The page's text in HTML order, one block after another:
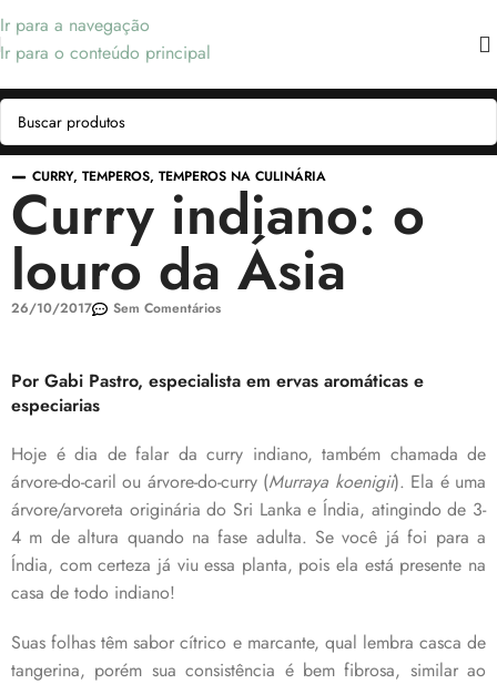
Ir para a navegação
Ir para o conteúdo principal
CURRY, TEMPEROS, TEMPEROS NA CULINÁRIA
Curry indiano: o
louro da Ásia
26/10/2017 Sem Comentários
Por Gabi Pastro, especialista em ervas aromáticas e
especiarias
Hoje é dia de falar da curry indiano, também chamada de
árvore-do-caril ou árvore-do-curry (Murraya koenigii). Ela é uma
árvore/arvoreta originária do Sri Lanka e Índia, atingindo de 3-
4 m de altura quando na fase adulta. Se você já foi para a
Índia, com certeza já viu essa planta, pois ela está presente na
casa de todo indiano!
Suas folhas têm sabor cítrico e marcante, qual lembra casca de
tangerina, porém sua consistência é bem fibrosa, similar ao